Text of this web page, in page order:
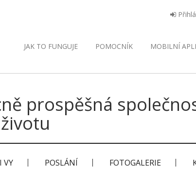
JAK TO FUNGUJE POMOCNÍK MOBILNÍ
prospěšná
VY POSLÁNÍ FOTOGALERIE